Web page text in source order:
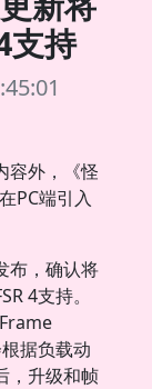
支持
容外，《怪
PC端引入
布，确认将
4支持。
据负载动
，升级和帧